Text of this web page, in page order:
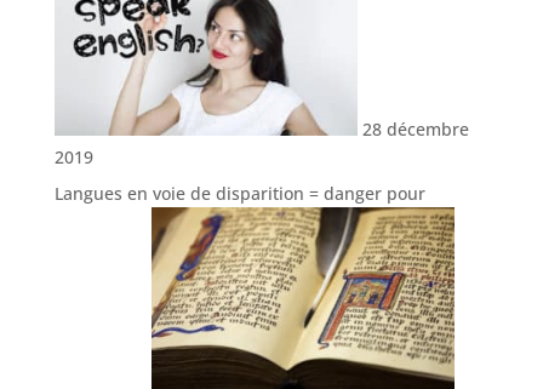
28 décembre
2019
Langues en voie de disparition = danger pour